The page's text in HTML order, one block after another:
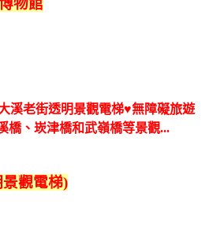
物館
溪老街透明景觀電梯♥無障礙旅遊
橋、崁津橋和武嶺橋等景觀...
觀電梯)